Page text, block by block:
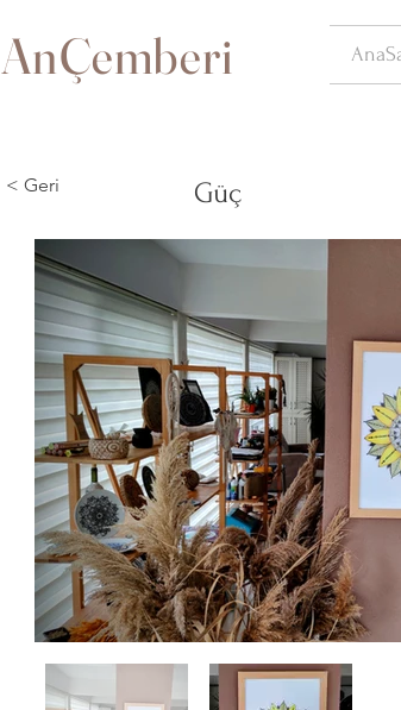
AnÇemberi
< Geri Güç